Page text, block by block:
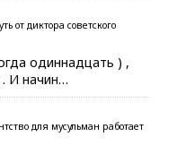
от диктора советского
одиннадцать ) ,
. И начин…
для мусульман работает